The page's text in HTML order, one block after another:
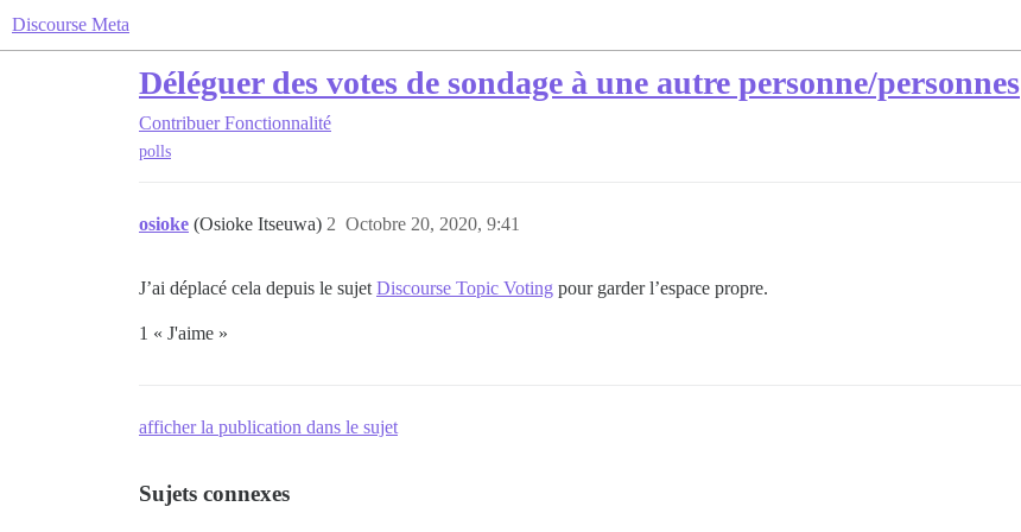
Discourse Meta
Déléguer des votes de sondage à une autre personne/personnes
Contribuer Fonctionnalité
polls
osioke (Osioke Itseuwa) Octobre 20, 2020, 9:41
2
J’ai déplacé cela depuis le sujet Discourse Topic Voting pour garder l’espace propre.
1 « J'aime »
afficher la publication dans le sujet
Sujets connexes